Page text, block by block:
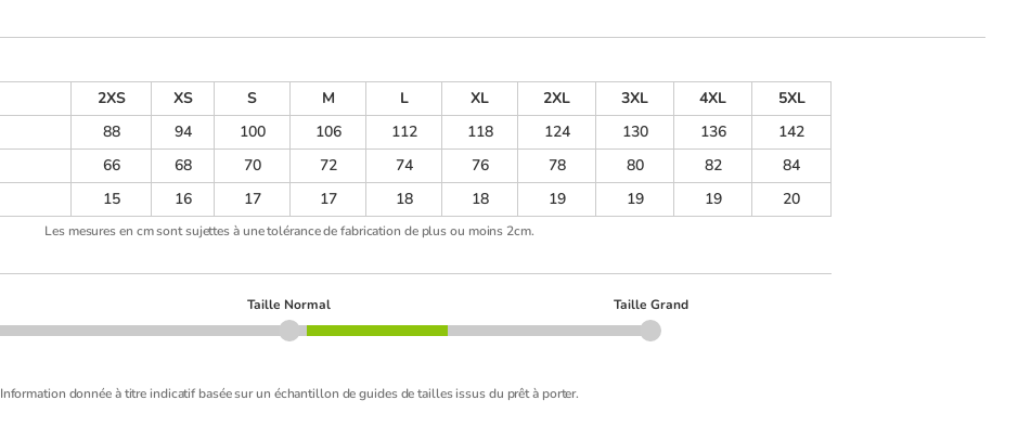
2XS XS S M L XL 2XL 3XL 4XL
5XL
88 94 100 106 112 118 124 130 136
142
66 68 70 72 74 76 78 80 82
84
15 16 17 17 18 18 19 19 19 20
Les mesures en cm sont sujettes à une tolérance de fabrication de plus ou moins 2cm.
Taille Normal Taille Grand
Information donnée à titre indicatif basée sur un échantillon de guides de tailles issus du prêt à porter.